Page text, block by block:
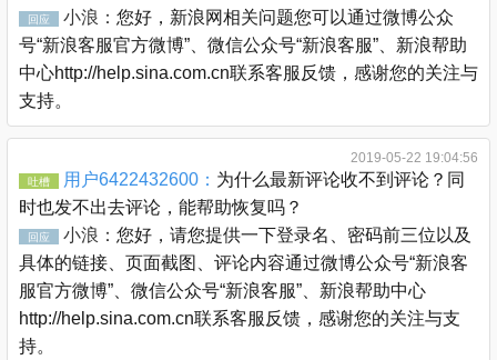
回应 小浪： 您好，新浪网相关问题您可以通过微博公众
号“新浪客服官方微博”、微信公众号“新浪客服”、新浪帮助
中心http://help.sina.com.cn联系客服反馈，感谢您的关注与
支持。
2019-05-22 19:04:56
吐槽 用户6422432600： 为什么最新评论收不到评论？同
时也发不出去评论，能帮助恢复吗？
回应 小浪： 您好，请您提供一下登录名、密码前三位以及
具体的链接、页面截图、评论内容通过微博公众号“新浪客
服官方微博”、微信公众号“新浪客服”、新浪帮助中心
http://help.sina.com.cn联系客服反馈，感谢您的关注与支
持。